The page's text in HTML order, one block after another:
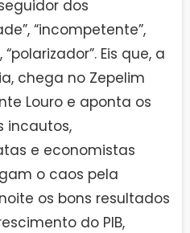
dos
“incompetente”,
Eis que, a
chega no Zepelim
Louro e aponta os
incautos,
e economistas
o caos pela
os bons resultados
do PIB,